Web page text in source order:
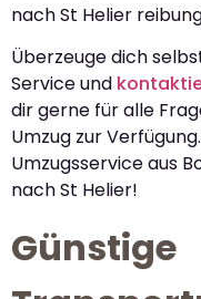
nach St Helier
Überzeuge dich
Service und
dir gerne für alle
Umzug zur
Umzugsservice aus
nach St Helier!
Günstige